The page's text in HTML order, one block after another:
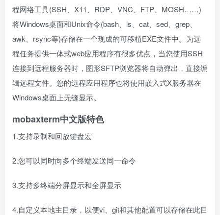
程网络工具(SSH、X11、RDP、VNC、FTP、MOSH……)
将Windows桌面和Unix命令(bash、ls、cat、sed、grep、
awk、rsync等)存储在一个现成的可移植EXE文件中。为远
程任务提供一体式web应用程序有很多优点，当您使用SSH
连接到远程服务器时，图形SFTP浏览器将自动弹出，直接编
辑远程文件。您的远程应用程序也将使用嵌入式X服务器在
Windows桌面上无缝显示。
mobaxterm中文版特色
1.支持录制和回放键盘宏
2.您可以同时向多个终端发送同一命令
3.支持多终端分屏显示和全屏显示
4.自定义本地主目录，以便vi、git和其他配置可以存储在此目